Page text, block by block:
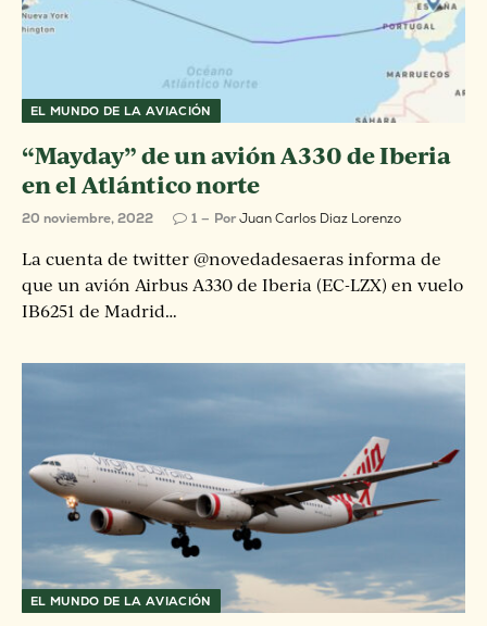
EL MUNDO DE LA AVIACIÓN
“Mayday” de un avión A330 de Iberia
en el Atlántico norte
20 noviembre, 2022 1 PorJuan Carlos Diaz Lorenzo
La cuenta de twitter @novedadesaeras informa de
que un avión Airbus A330 de Iberia (EC-LZX) en vuelo
IB6251 de Madrid…
EL MUNDO DE LA AVIACIÓN